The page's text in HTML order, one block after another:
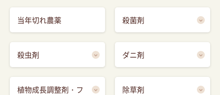
当年切れ農薬 殺菌剤
殺虫剤 ダニ剤
植物成長調整剤・フ
除草剤